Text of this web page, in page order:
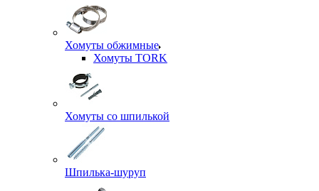
Хомуты обжимные
Хомуты TORK
Хомуты со шпилькой
Шпилька-шуруп